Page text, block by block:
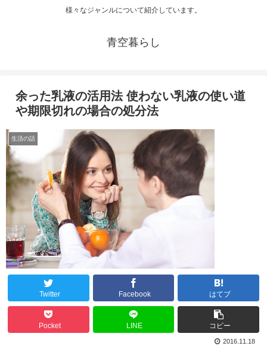
様々なジャンルについて紹介しています。
青空暮らし
余った乳液の活用法 使わない乳液の使い道
や期限切れの場合の処分法
生活の話
Twitter Facebook はてブ
Pocket LINE コピー
2016.11.18